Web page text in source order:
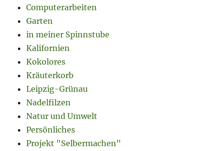
Computerarbeiten
Garten
in meiner Spinnstube
Kalifornien
Kokolores
Kräuterkorb
Leipzig-Grünau
Nadelfilzen
Natur und Umwelt
Persönliches
Projekt "Selbermachen"